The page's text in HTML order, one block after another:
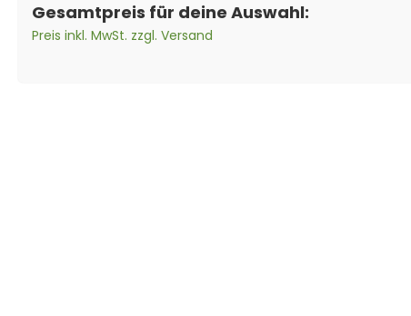
Gesamtpreis für deine Auswahl:
Preis inkl. MwSt. zzgl. Versand